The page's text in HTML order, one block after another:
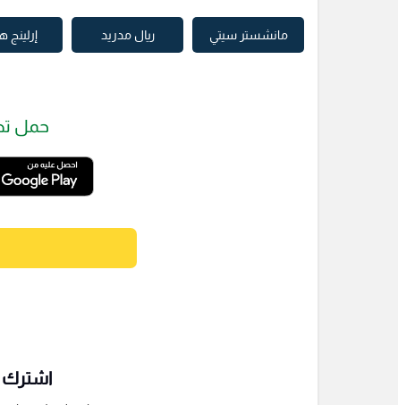
مانشستر سيتي ريال مدريد إرلينج
حمل
اشترك